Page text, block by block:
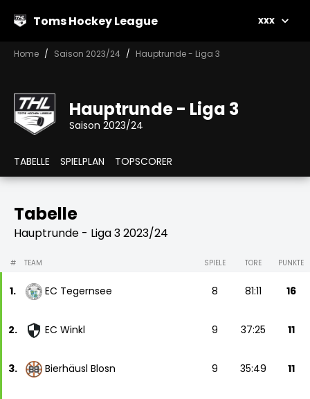
Toms Hockey League xxx
Home Saison 2023/24 Hauptrunde - Liga 3
Hauptrunde - Liga 3
Saison 2023/24
TABELLE SPIELPLAN TOPSCORER
Tabelle
Hauptrunde - Liga 3 2023/24
# TEAM SPIELE TORE PUNKTE
1. EC Tegernsee 8 81:11 16
2. EC Winkl 9 37:25 11
3. Bierhäusl Blosn 9 35:49 11